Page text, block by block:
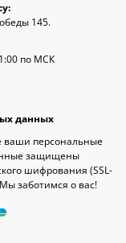
145.
по МСК
данных
ваши персональные
защищены
шифрования (SSL-
заботимся о вас!